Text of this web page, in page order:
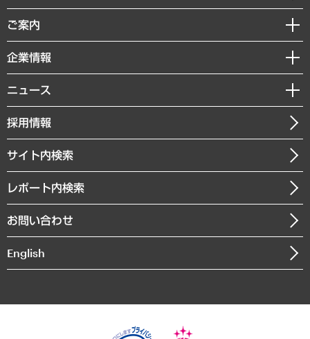
組織・人事戦略
デジタルイノベーション
共生・ダイバーシティ
GRC（ガバナンス・リスク・コンプライアンス）・防災（政策）
経済・産業・雇用・労働
まちづくり・観光・交通・スポーツ・スマートシティ
自然資源・農林水産業・食料システム
経済調査
レポート
コラム
経営用語集
受託・受注実績（官公庁関連）
メディア掲載・出演
ご案内
セミナー・イベント情報
MUFGビジネスセミナー
受託案件情報
企業情報
私たちの想い
社長メッセージ
会社概要
沿革
組織図・本部部室紹介
インドネシア現地法人
個人情報保護方針
ニュース
ニュースリリース
お知らせ
採用情報
サイト内検索
レポート内検索
お問い合わせ
English